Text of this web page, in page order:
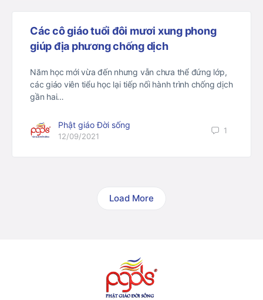
Các cô giáo tuổi đôi mươi xung phong
giúp địa phương chống dịch
Năm học mới vừa đến nhưng vẫn chưa thể đứng lớp,
các giáo viên tiểu học lại tiếp nối hành trình chống dịch
gần hai…
Phật giáo Đời sống
12/09/2021
1
Load More